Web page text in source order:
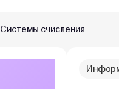
Системы счисления